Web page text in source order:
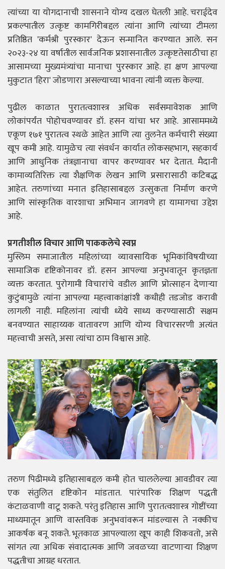
त्यांच्या या योगदानाची शासनाने योग्य दखल घेतली आहे. चराईदेव
प्रकल्पातील उत्कृष्ट कामगिरीबद्दल त्यांना आणि त्यांच्या टीमला
प्रतिष्ठित 'कर्मश्री पुरस्कार' देऊन सन्मानित करण्यात आले. सन
२०२३-२४ या वर्षातील सार्वजनिक प्रशासनातील उत्कृष्टतेसाठीचा हा
आसामच्या मुख्यमंत्र्यांचा मानाचा पुरस्कार आहे. हा क्षण आपल्या
मुकुटात 'हिरा' जोडणारा असल्याच्या भावना त्यांनी व्यक्त केल्या.
पुढील काळात पुरातत्वशास्त्र अधिक सर्वसमावेशक आणि
लोकांपर्यंत पोहोचवण्यावर डॉ. हसन यांचा भर आहे. आसाममध्ये
एकूण १७१ पुरातत्व स्थळे आहेत आणि त्या तुलनेत कर्मचारी संख्या
खूप कमी आहे. यामुळेच त्या संवर्धन कार्यात लोकसहभाग, सहकार्य
आणि आधुनिक तंत्रज्ञानाचा वापर करण्यावर भर देतात. मैदानी
कामाव्यतिरिक्त त्या शैक्षणिक लेखन आणि प्रसारासाठी कटिबद्ध
आहेत. तरुणांच्या मनात इतिहासाबद्दल उत्सुकता निर्माण करणे
आणि सांस्कृतिक वारशाचा अभिमान जागवणे हा यामागचा उद्देश
आहे.
प्रगतीशील विचार आणि पाककलेचे स्वप्न
मुस्लिम समाजातील महिलांच्या व्यावसायिक भूमिकांविषयीच्या
सामाजिक दृष्टिकोनावर डॉ. हसन आपल्या अनुभवातून कृतज्ञता
व्यक्त करतात. पुरोगामी विचारांचे वडील आणि प्रोत्साहन देणाऱ्या
कुटुंबामुळे त्यांना आपल्या महत्त्वाकांक्षांशी कधीही तडजोड करावी
लागली नाही. महिलांना त्यांची ध्येये साध्य करण्यासाठी सक्षम
बनवण्यात साहाय्यक वातावरण आणि योग्य विचारसरणी अत्यंत
महत्त्वाची असते, असा त्यांचा ठाम विश्वास आहे.
तरुण पिढीमध्ये इतिहासाबद्दल कमी होत चाललेल्या आवडीवर त्या
एक संतुलित दृष्टिकोन मांडतात. पारंपारिक शिक्षण पद्धती
कंटाळवाणी वाटू शकते. परंतु इतिहास आणि पुरातत्वशास्त्र गोष्टींच्या
माध्यमातून आणि वास्तविक अनुभवांवरून मांडल्यास ते नक्कीच
आकर्षक बनू शकते. भूतकाळ आपल्याला खूप काही शिकवतो, असे
सांगत त्या अधिक संवादात्मक आणि जवळच्या वाटणाऱ्या शिक्षण
पद्धतीचा आग्रह धरतात.